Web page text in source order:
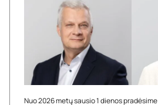
Nuo 2026 metų sausio 1 dienos